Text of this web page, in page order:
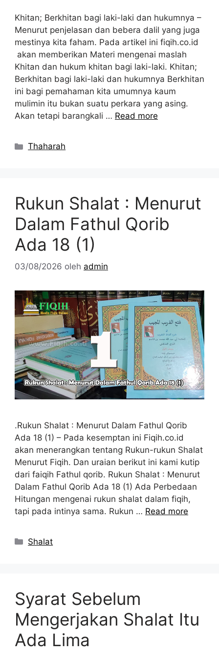
Khitan; Berkhitan bagi laki-laki dan hukumnya –
Menurut penjelasan dan bebera dalil yang juga
mestinya kita faham. Pada artikel ini fiqih.co.id
akan memberikan Materi mengenai maslah
Khitan dan hukum khitan bagi laki-laki. Khitan;
Berkhitan bagi laki-laki dan hukumnya Berkhitan
ini bagi pemahaman kita umumnya kaum
mulimin itu bukan suatu perkara yang asing.
Akan tetapi barangkali … Read more
Kategori
Thaharah
Rukun Shalat : Menurut
Dalam Fathul Qorib
Ada 18 (1)
03/08/2026 oleh admin
.Rukun Shalat : Menurut Dalam Fathul Qorib
Ada 18 (1) – Pada kesemptan ini Fiqih.co.id
akan menerangkan tentang Rukun-rukun Shalat
Menurut Fiqih. Dan uraian berikut ini kami kutip
dari faiqih Fathul qorib. Rukun Shalat : Menurut
Dalam Fathul Qorib Ada 18 (1) Ada Perbedaan
Hitungan mengenai rukun shalat dalam fiqih,
tapi pada intinya sama. Rukun … Read more
Kategori
Shalat
Syarat Sebelum
Mengerjakan Shalat Itu
Ada Lima